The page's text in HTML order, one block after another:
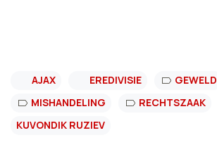
AJAX EREDIVISIE
GEWELD
MISHANDELING
RECHTSZAAK
KUVONDIK RUZIEV